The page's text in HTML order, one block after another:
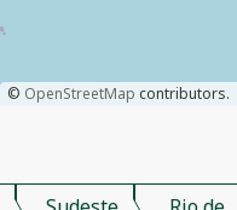
© OpenStreetMap contributors.